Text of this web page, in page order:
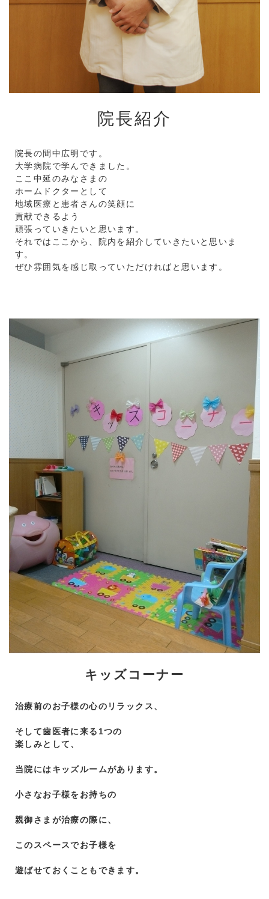
院長紹介
院長の間中広明です。
大学病院で学んできました。
ここ中延のみなさまの
ホームドクターとして
地域医療と患者さんの笑顔に
貢献できるよう
頑張っていきたいと思います。
それではここから、院内を紹介していきたいと思いま
す。
ぜひ雰囲気を感じ取っていただければと思います。
キッズコーナー
治療前のお子様の心のリラックス、
そして歯医者に来る1つの
楽しみとして、
当院にはキッズルームがあります。
小さなお子様をお持ちの
親御さまが治療の際に、
このスペースでお子様を
遊ばせておくこともできます。